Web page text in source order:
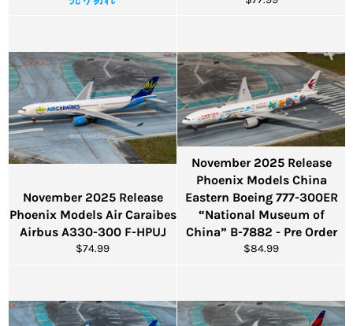
November 2025 Release
Phoenix Models Air Caraibes
Airbus A330-300 F-HPUJ
通
$74.99
November 2025 Release
Phoenix Models China
Eastern Boeing 777-300ER
“National Museum of
China” B-7882 - Pre Order
通
$84.99